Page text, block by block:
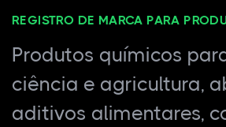
REGISTRO DE MARCA PARA
Produtos químicos
ciência e agricultura,
aditivos alimentares,